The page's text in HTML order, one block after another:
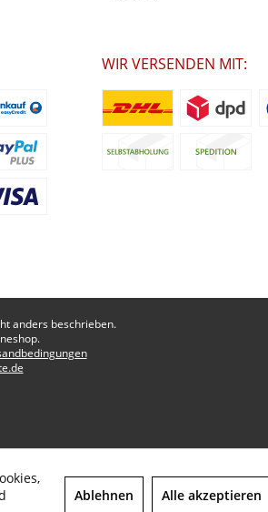
WIR VERSENDEN MIT:
anders beschrieben.
Ablehnen Alle akzeptieren